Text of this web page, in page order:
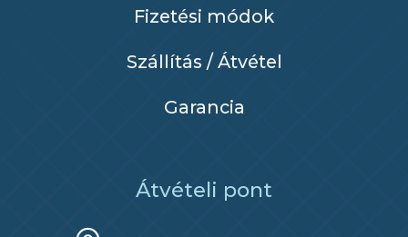
Fizetési módok
Szállítás / Átvétel
Garancia
Átvételi pont